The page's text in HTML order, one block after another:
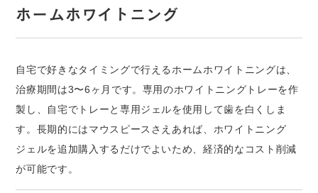
ホームホワイトニング
自宅で好きなタイミングで行えるホームホワイトニングは、
治療期間は3〜6ヶ月です。専用のホワイトニングトレーを作
製し、自宅でトレーと専用ジェルを使用して歯を白くしま
す。長期的にはマウスピースさえあれば、ホワイトニング
ジェルを追加購入するだけでよいため、経済的なコスト削減
が可能です。